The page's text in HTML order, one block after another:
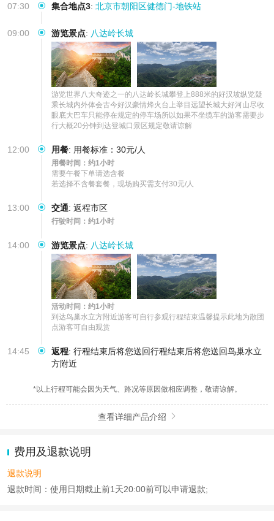
07:30 集合地点3: 北京市朝阳区健德门-地铁站
09:00 游览景点: 八达岭长城
游览世界八大奇迹之一的八达岭长城攀登上888米的好汉坡纵览疑
乘长城内外体会古今好汉豪情烽火台上举目远望长城大好河山尽收
眼底大巴车只能停在规定的停车场所以如果不坐缆车的游客需要步
行大概20分钟到达登城口景区规定敬请谅解
12:00 用餐: 用餐标准：30元/人
用餐时间：约1小时
需要午餐下单请选含餐
若选择不含餐套餐，现场购买需支付30元/人
13:00 交通: 返程市区
行驶时间：约1小时
14:00 游览景点: 八达岭长城
活动时间：约1小时
到达鸟巢水立方附近游客可自行参观行程结束温馨提示此地为散团
点游客可自由观赏
14:45 返程: 行程结束后将您送回行程结束后将您送回鸟巢水立
方附近
*以上行程可能会因为天气、路况等原因做相应调整，敬请谅解。
查看详细产品介绍 
费用及退款说明
退款说明
退款时间：使用日期截止前1天20:00前可以申请退款;